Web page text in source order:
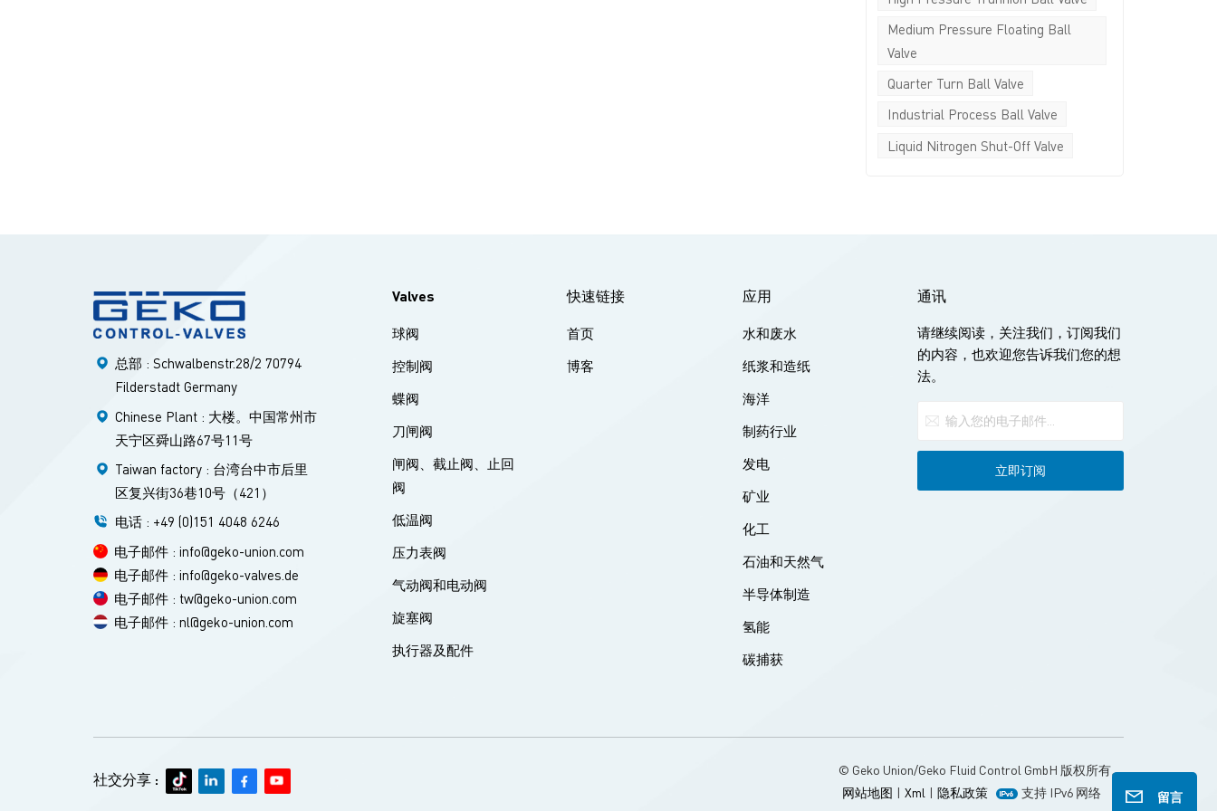
Medium Pressure Floating Ball
Valve
Quarter Turn Ball Valve
Industrial Process Ball Valve
Liquid Nitrogen Shut-Off Valve
总部 : Schwalbenstr.28/2 70794
Filderstadt Germany
Chinese Plant : 大楼。中国常州市
天宁区舜山路67号11号
Taiwan factory : 台湾台中市后里
区复兴街36巷10号（421）
电话 : +49 (0)151 4048 6246
电子邮件 : info@geko-union.com
电子邮件 : info@geko-valves.de
电子邮件 : tw@geko-union.com
电子邮件 : nl@geko-union.com
Valves
球阀
控制阀
蝶阀
刀闸阀
闸阀、截止阀、止回
阀
低温阀
压力表阀
气动阀和电动阀
旋塞阀
执行器及配件
快速链接
首页
博客
应用
水和废水
纸浆和造纸
海洋
制药行业
发电
矿业
化工
石油和天然气
半导体制造
氢能
碳捕获
通讯
请继续阅读，关注我们，订阅我们
的内容，也欢迎您告诉我们您的想
法。
社交分享 :
© Geko Union/Geko Fluid Control GmbH 版权所有。
网站地图 | Xml | 隐私政策 支持 IPv6 网络 留言